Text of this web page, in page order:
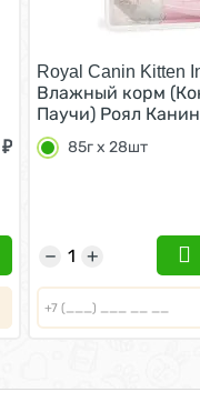
₽
Royal Canin Kitten
Влажный корм
Паучи) Роял
Инстинктив для
возрасте от 4 до
85г х 28шт
+
−